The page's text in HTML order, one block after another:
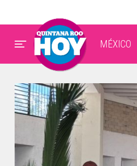
MÉXICO